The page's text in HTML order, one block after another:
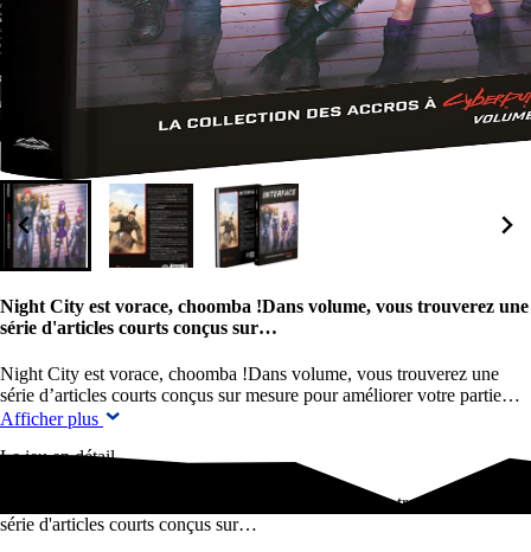
Night City est vorace, choomba !Dans volume, vous trouverez une
série d'articles courts conçus sur…
Night City est vorace, choomba !Dans volume, vous trouverez une
série d’articles courts conçus sur mesure pour améliorer votre partie…
Afficher plus
Le jeu en détail
Night City est vorace, choomba !Dans volume, vous trouverez une
série d'articles courts conçus sur…